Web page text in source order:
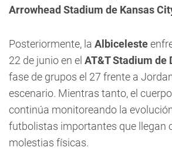
Arrowhead Stadium de Kansas
Posteriormente, la Albiceleste
22 de junio en el AT&T Stadium de
fase de grupos el 27 frente a
escenario. Mientras tanto, el
continúa monitoreando la
futbolistas importantes que llegan
molestias físicas.